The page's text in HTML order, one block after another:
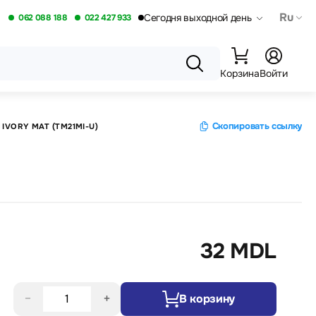
062 088 188 022 427 933 Сегодня выходной день Ru
КорзинаВойти
IVORY MAT (TM21MI-U) Скопировать ссылку
32 MDL
− + В корзину